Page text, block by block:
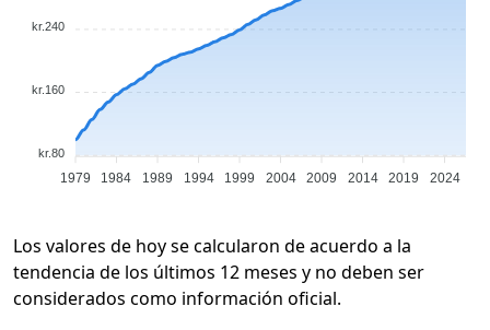
kr.240
kr.160
kr.80
1979 1984 1989 1994 1999 2004 2009 2014 2019 2024
Los valores de hoy se calcularon de acuerdo a la
tendencia de los últimos 12 meses y no deben ser
considerados como información oficial.